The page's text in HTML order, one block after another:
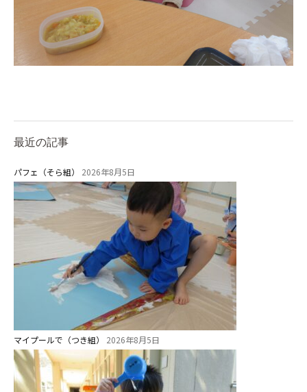
最近の記事
パフェ（そら組） 2026年8月5日
マイプールで（つき組） 2026年8月5日
お知らせ
園児募集要項
教職員募集
園のこと
安⼼・安全対策
給⾷
理事長のことば
教育と保育